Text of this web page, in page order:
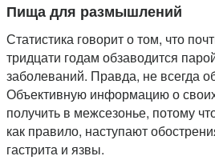
Пища для размышлений
Статистика говорит о том, что
тридцати годам обзаводится
заболеваний. Правда, не всегда
Объективную информацию о
получить в межсезонье, потому
как правило, наступают
гастрита и язвы.